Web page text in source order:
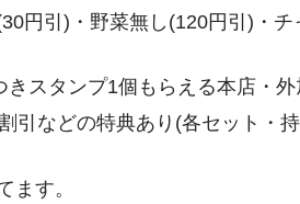
円引)・野菜無し(120円引)・チ
きスタンプ1個もらえる本店・
引などの特典あり(各セット・
ます。